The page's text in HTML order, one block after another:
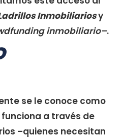
Inmobiliariosy
inmobiliario–.
se le conoce como
funciona a través de
–quienes necesitan